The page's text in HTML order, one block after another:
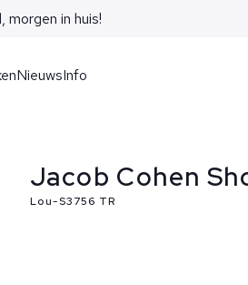
in huis!
NieuwsInfo
Jacob Cohen
Lou-S3756 TR